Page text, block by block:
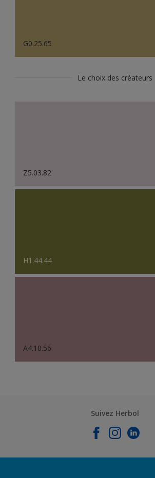
G0.25.65
Le choix des créateurs
Z5.03.82
H1.44.44
A4.10.56
Suivez Herbol